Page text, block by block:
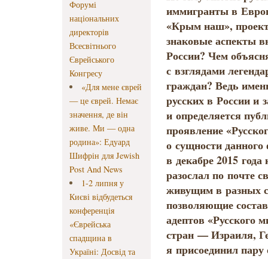
Форумі
національних
директорів
Всесвітнього
Єврейського
Конгресу
«Для мене єврей
— це єврей. Немає
значення, де він
живе. Ми — одна
родина»: Едуард
Шифрін для Jewish
Post And News
1-2 липня у
Києві відбудеться
конференція
«Єврейська
спадщина в
Україні: Досвід та
иммигранты в
«Крым наш»,
знаковые аспекты
России? Чем
с взглядами
граждан? Ведь
русских в России и
и определяется
проявление
о сущности
в декабре 2015
разослал по почте
живущим в разных
позволяющие
адептов «Русского
стран — Израиля,
я присоединил